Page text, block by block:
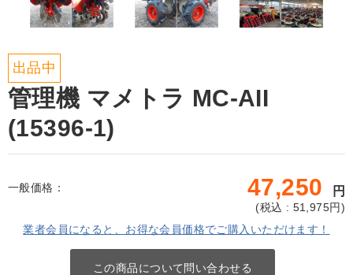
出品中
管理機 マメトラ MC-AII
(15396-1)
一般価格： 47,250 円
(税込 : 51,975円)
業者会員になると、お得な会員価格でご購入いただけます！
この商品について問い合わせる